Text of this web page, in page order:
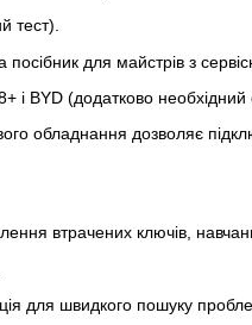
тест).
посібник для майстрів з
і BYD (додатково
обладнання дозволяє
втрачених ключів,
для швидкого пошуку